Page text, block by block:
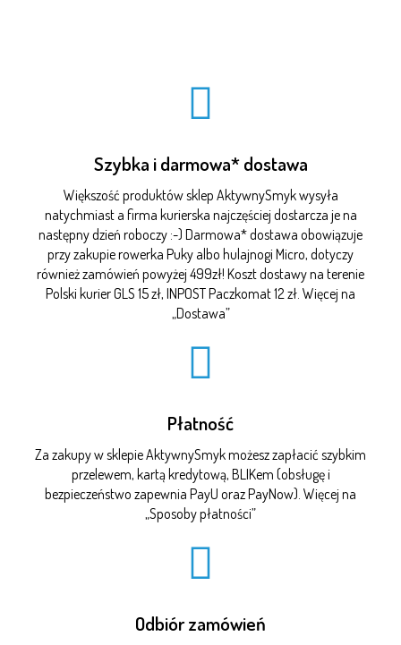
Szybka i darmowa* dostawa
Większość produktów sklep AktywnySmyk wysyła
natychmiast a firma kurierska najczęściej dostarcza je na
następny dzień roboczy :-) Darmowa* dostawa obowiązuje
przy zakupie rowerka Puky albo hulajnogi Micro, dotyczy
również zamówień powyżej 499zł! Koszt dostawy na terenie
Polski kurier GLS 15 zł, INPOST Paczkomat 12 zł. Więcej na
„Dostawa”
Płatność
Za zakupy w sklepie AktywnySmyk możesz zapłacić szybkim
przelewem, kartą kredytową, BLIKem (obsługę i
bezpieczeństwo zapewnia PayU oraz PayNow). Więcej na
„Sposoby płatności”
Odbiór zamówień